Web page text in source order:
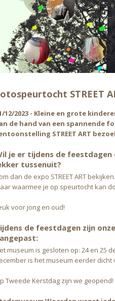
STREET
12/2023 - Kleine en grote
de hand van een spannende
STREET ART
je er tijdens de
tussenuit?
dan de expo STREET ART
waarmee je op speurtocht kan
voor jong en oud!
de feestdagen zijn
museum is gesloten op: 24 en 25
is het museum eerder dicht
Tweede Kerstdag zijn we geopend!